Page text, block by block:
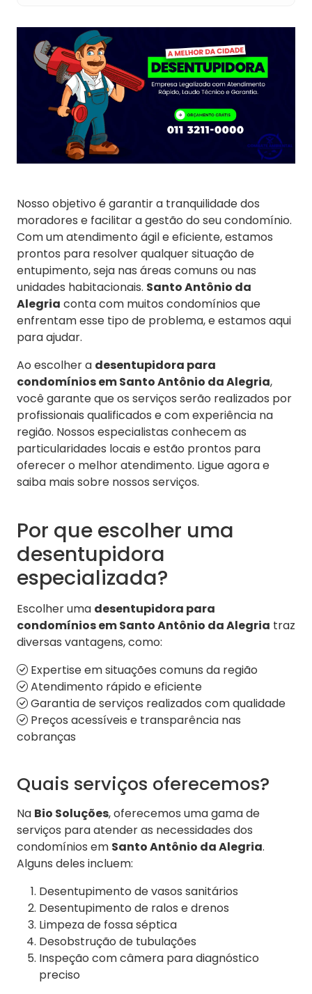
Nosso objetivo é garantir a tranquilidade dos
moradores e facilitar a gestão do seu condomínio.
Com um atendimento ágil e eficiente, estamos
prontos para resolver qualquer situação de
entupimento, seja nas áreas comuns ou nas
unidades habitacionais. Santo Antônio da
Alegria conta com muitos condomínios que
enfrentam esse tipo de problema, e estamos aqui
para ajudar.
Ao escolher a desentupidora para
condomínios em Santo Antônio da Alegria,
você garante que os serviços serão realizados por
profissionais qualificados e com experiência na
região. Nossos especialistas conhecem as
particularidades locais e estão prontos para
oferecer o melhor atendimento. Ligue agora e
saiba mais sobre nossos serviços.
Por que escolher uma
desentupidora
especializada?
Escolher uma desentupidora para
condomínios em Santo Antônio da Alegria traz
diversas vantagens, como:
Expertise em situações comuns da região
Atendimento rápido e eficiente
Garantia de serviços realizados com qualidade
Preços acessíveis e transparência nas
cobranças
Quais serviços oferecemos?
Na Bio Soluções, oferecemos uma gama de
serviços para atender as necessidades dos
condomínios em Santo Antônio da Alegria.
Alguns deles incluem:
Desentupimento de vasos sanitários
Desentupimento de ralos e drenos
Limpeza de fossa séptica
Desobstrução de tubulações
Inspeção com câmera para diagnóstico
preciso